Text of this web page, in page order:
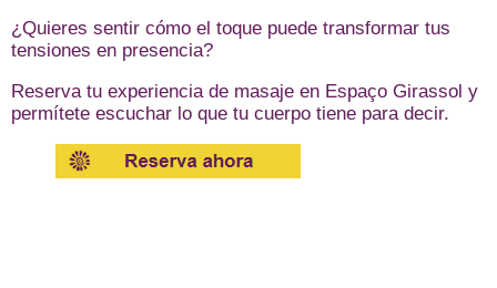
¿Quieres sentir cómo el toque puede transformar tus
tensiones en presencia?
Reserva tu experiencia de masaje en Espaço Girassol y
permítete escuchar lo que tu cuerpo tiene para decir.